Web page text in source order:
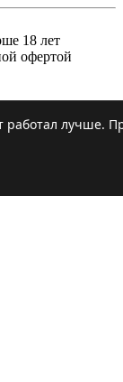
18 лет
офертой
лучше.